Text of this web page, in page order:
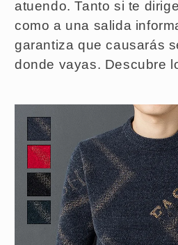
atuendo. Tanto si te
como a una salida
garantiza que causarás
donde vayas. Descubre